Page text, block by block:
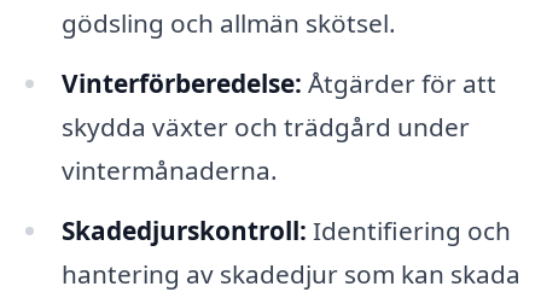
gödsling och allmän skötsel.
Vinterförberedelse: Åtgärder för att
skydda växter och trädgård under
vintermånaderna.
Skadedjurskontroll: Identifiering och
hantering av skadedjur som kan skada